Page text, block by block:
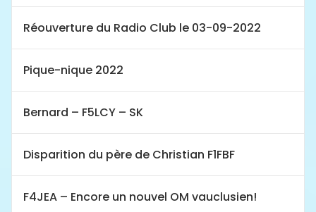
Réouverture du Radio Club le 03-09-2022
Pique-nique 2022
Bernard – F5LCY – SK
Disparition du père de Christian F1FBF
F4JEA – Encore un nouvel OM vauclusien!